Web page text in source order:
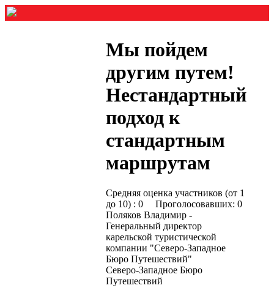
Мы пойдем
другим путем!
Нестандартный
подход к
стандартным
маршрутам
Средняя оценка участников (от 1
до 10) : 0 Проголосовавших: 0
Поляков Владимир -
Генеральный директор
карельской туристической
компании "Северо-Западное
Бюро Путешествий"
Северо-Западное Бюро
Путешествий